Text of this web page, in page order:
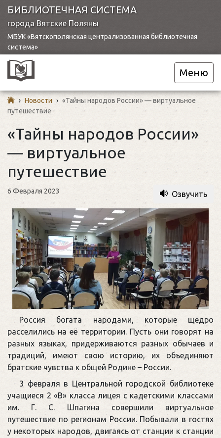
БИБЛИОТЕЧНАЯ СИСТЕМА
города Вятские Поляны
МБУК «Вятскополянская централизованная библиотечная
система»
Меню
› Новости › «Тайны народов России» — виртуальное
путешествие
«Тайны народов России»
— виртуальное
путешествие
6 Февраля 2023 Озвучить
Россия богата народами, которые щедро
расселились на её территории. Пусть они говорят на
разных языках, придерживаются разных обычаев и
традиций, имеют свою историю, их объединяют
братские чувства к общей Родине – России.
3 февраля в Центральной городской библиотеке
учащиеся 2 «В» класса лицея с кадетскими классами
им. Г. С. Шпагина совершили виртуальное
путешествие по регионам России. Побывали в гостях
у некоторых народов, двигаясь от станции к станции